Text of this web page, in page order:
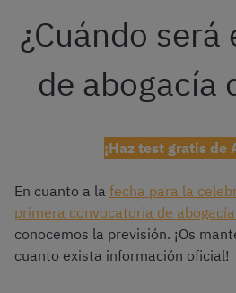
¿Cuándo será
de abogacía
¡Haz test gratis de
En cuanto a la fecha para la
primera convocatoria de
conocemos la previsión. ¡Os
cuanto exista información oficial!